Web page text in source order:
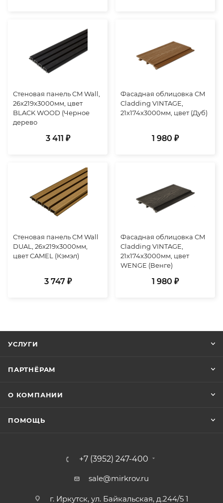
Стеновая панель CM Wall,
26x219x3000мм, цвет
BLACK WOOD (Черное
дерево
3 411 ₽
Фасадная облицовка CM
Cladding VINTAGE,
21x174x3000мм, цвет (Дуб)
1 980 ₽
Стеновая панель CM Wall
DUAL, 26x219x3000мм,
цвет CAMEL (Кэмэл)
3 747 ₽
Фасадная облицовка CM
Cladding VINTAGE,
21x174x3000мм, цвет
WENGE (Венге)
1 980 ₽
УСЛУГИ
ПАРТНЁРАМ
О КОМПАНИИ
ПОМОЩЬ
+7 (3952) 247-400
sale@mirkrov.ru
г. Иркутск, ул. Байкальская, д.244/5 1